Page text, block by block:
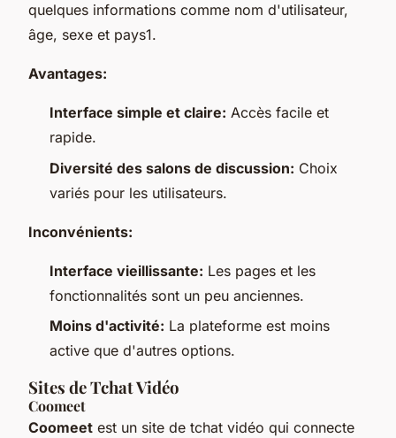
quelques informations comme nom d'utilisateur,
âge, sexe et pays1.
Avantages:
Interface simple et claire: Accès facile et
rapide.
Diversité des salons de discussion: Choix
variés pour les utilisateurs.
Inconvénients:
Interface vieillissante: Les pages et les
fonctionnalités sont un peu anciennes.
Moins d'activité: La plateforme est moins
active que d'autres options.
Sites de Tchat Vidéo
Coomeet
Coomeet est un site de tchat vidéo qui connecte